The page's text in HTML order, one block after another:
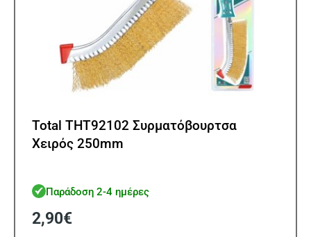
Total THT92102 Συρματόβουρτσα
Χειρός 250mm
Παράδοση 2-4 ημέρες
2,90€